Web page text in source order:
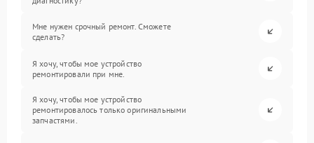
Мне нужен срочный ремонт. Сможете
сделать?
Я хочу, чтобы мое устройство
ремонтировали при мне.
Я хочу, чтобы мое устройство
ремонтировалось только оригинальными
запчастями.